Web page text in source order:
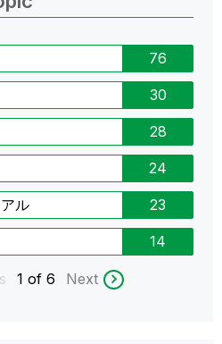
76
30
28
24
ル 23
14
1 of 6 Next